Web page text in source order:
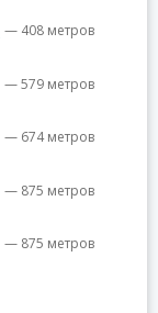
— 408 метров
— 579 метров
— 674 метров
— 875 метров
— 875 метров